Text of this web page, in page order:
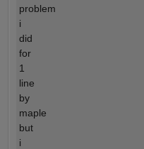
problem
i
did
for
1
line
by
maple
but
i